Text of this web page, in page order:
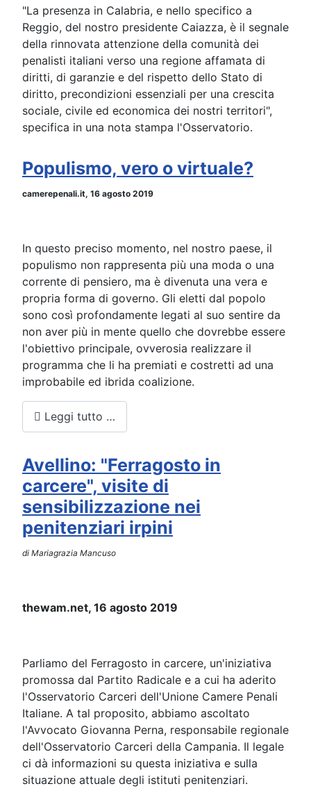
"La presenza in Calabria, e nello specifico a
Reggio, del nostro presidente Caiazza, è il segnale
della rinnovata attenzione della comunità dei
penalisti italiani verso una regione affamata di
diritti, di garanzie e del rispetto dello Stato di
diritto, precondizioni essenziali per una crescita
sociale, civile ed economica dei nostri territori",
specifica in una nota stampa l'Osservatorio.
Populismo, vero o virtuale?
camerepenali.it, 16 agosto 2019
In questo preciso momento, nel nostro paese, il
populismo non rappresenta più una moda o una
corrente di pensiero, ma è divenuta una vera e
propria forma di governo. Gli eletti dal popolo
sono così profondamente legati al suo sentire da
non aver più in mente quello che dovrebbe essere
l'obiettivo principale, ovverosia realizzare il
programma che li ha premiati e costretti ad una
improbabile ed ibrida coalizione.
Leggi tutto …
Avellino: "Ferragosto in
carcere", visite di
sensibilizzazione nei
penitenziari irpini
di Mariagrazia Mancuso
thewam.net, 16 agosto 2019
Parliamo del Ferragosto in carcere, un'iniziativa
promossa dal Partito Radicale e a cui ha aderito
l'Osservatorio Carceri dell'Unione Camere Penali
Italiane. A tal proposito, abbiamo ascoltato
l'Avvocato Giovanna Perna, responsabile regionale
dell'Osservatorio Carceri della Campania. Il legale
ci dà informazioni su questa iniziativa e sulla
situazione attuale degli istituti penitenziari.